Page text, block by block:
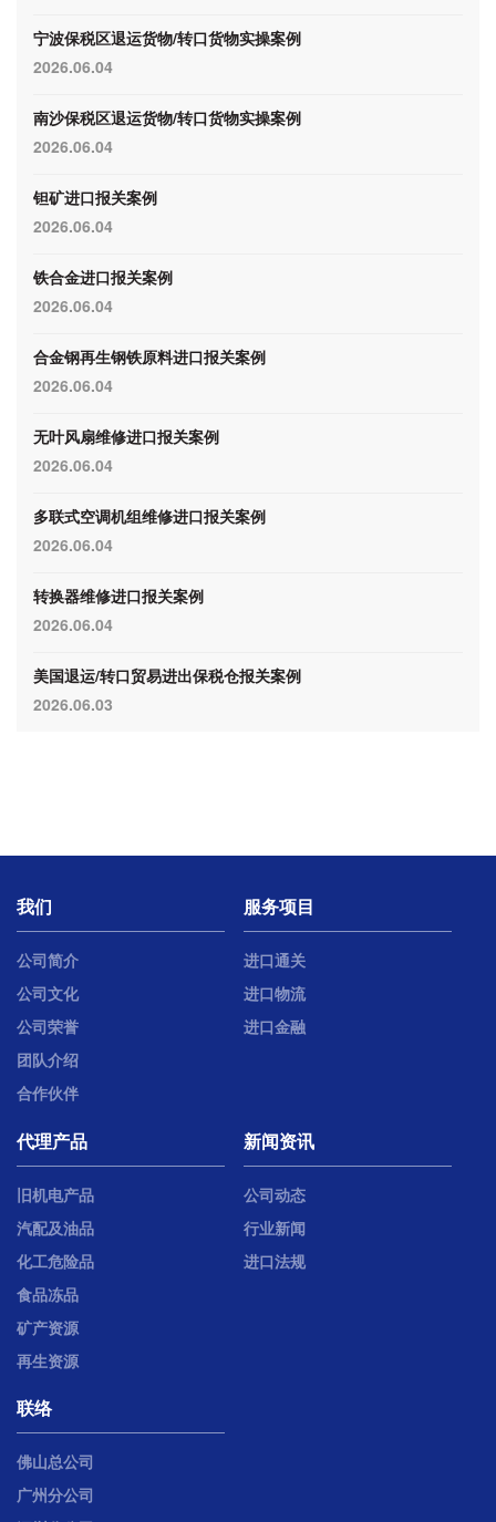
宁波保税区退运货物/转口货物实操案例
2026.06.04
南沙保税区退运货物/转口货物实操案例
2026.06.04
钽矿进口报关案例
2026.06.04
铁合金进口报关案例
2026.06.04
合金钢再生钢铁原料进口报关案例
2026.06.04
无叶风扇维修进口报关案例
2026.06.04
多联式空调机组维修进口报关案例
2026.06.04
转换器维修进口报关案例
2026.06.04
美国退运/转口贸易进出保税仓报关案例
2026.06.03
我们
公司简介
公司文化
公司荣誉
团队介绍
合作伙伴
服务项目
进口通关
进口物流
进口金融
代理产品
旧机电产品
汽配及油品
化工危险品
食品冻品
矿产资源
再生资源
新闻资讯
公司动态
行业新闻
进口法规
联络
佛山总公司
广州分公司